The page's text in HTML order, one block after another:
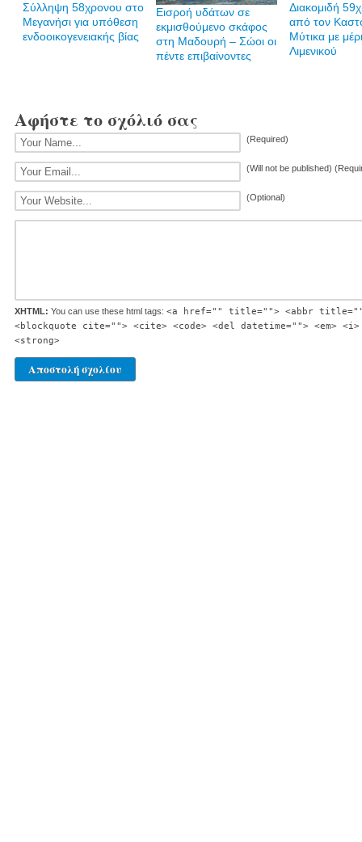
Σύλληψη 58χρονου στο
Μεγανήσι για υπόθεση
ενδοοικογενειακής βίας
Εισροή υδάτων σε
εκμισθούμενο σκάφος
στη Μαδουρή – Σώοι οι
πέντε επιβαίνοντες
Διακομιδή
από τον
Μύτικα με
Λιμενικού
Αφήστε το σχόλιό σας
(Required)
(Will not be published)
(Optional)
XHTML: You can use these html tags: <a href="" title=""> <abbr
<blockquote cite=""> <cite> <code> <del datetime=""> <em>
<strong>